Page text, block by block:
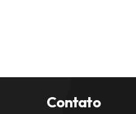
Contato